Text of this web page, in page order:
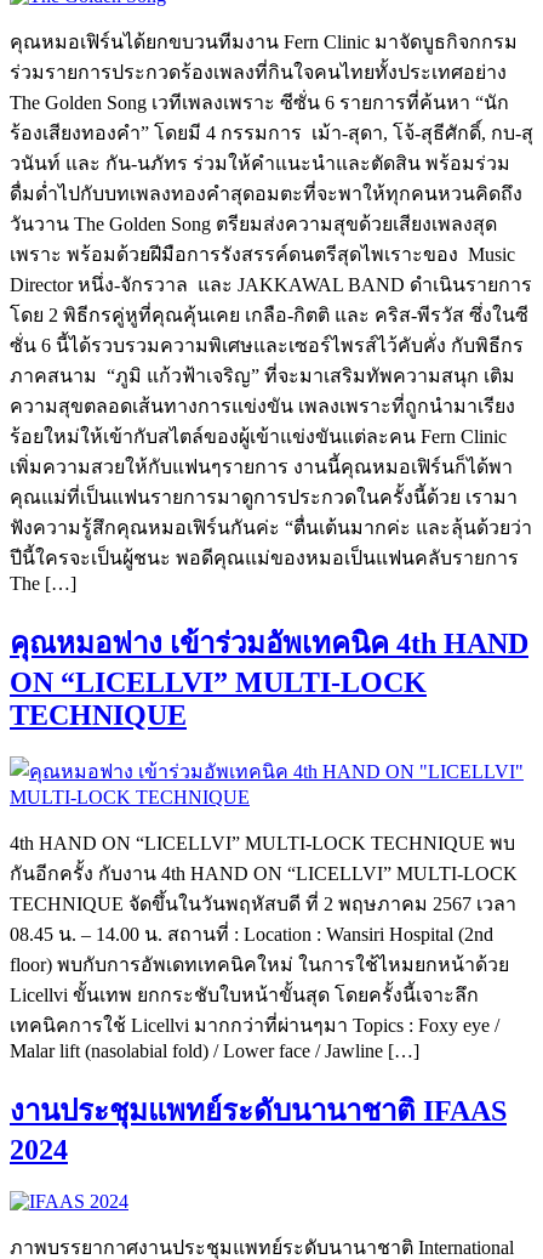
คุณหมอเฟิร์นได้ยกขบวนทีมงาน Fern Clinic มาจัดบูธกิจกกรม
ร่วมรายการประกวดร้องเพลงที่กินใจคนไทยทั้งประเทศอย่าง
The Golden Song เวทีเพลงเพราะ ซีซั่น 6 รายการที่ค้นหา “นัก
ร้องเสียงทองคำ” โดยมี 4 กรรมการ เม้า-สุดา, โจ้-สุธีศักดิ์, กบ-สุ
วนันท์ และ กัน-นภัทร ร่วมให้คำแนะนำและตัดสิน พร้อมร่วม
ดื่มด่ำไปกับบทเพลงทองคำสุดอมตะที่จะพาให้ทุกคนหวนคิดถึง
วันวาน The Golden Song ตรียมส่งความสุขด้วยเสียงเพลงสุด
เพราะ พร้อมด้วยฝีมือการรังสรรค์ดนตรีสุดไพเราะของ Music
Director หนึ่ง-จักรวาล และ JAKKAWAL BAND ดำเนินรายการ
โดย 2 พิธีกรคู่หูที่คุณคุ้นเคย เกลือ-กิตติ และ คริส-พีรวัส ซึ่งในซี
ซั่น 6 นี้ได้รวบรวมความพิเศษและเซอร์ไพรส์ไว้คับคั่ง กับพิธีกร
ภาคสนาม “ภูมิ แก้วฟ้าเจริญ” ที่จะมาเสริมทัพความสนุก เติม
ความสุขตลอดเส้นทางการแข่งขัน เพลงเพราะที่ถูกนำมาเรียง
ร้อยใหม่ให้เข้ากับสไตล์ของผู้เข้าแข่งขันแต่ละคน Fern Clinic
เพิ่มความสวยให้กับแฟนๆรายการ งานนี้คุณหมอเฟิร์นก็ได้พา
คุณแม่ที่เป็นแฟนรายการมาดูการประกวดในครั้งนี้ด้วย เรามา
ฟังความรู้สึกคุณหมอเฟิร์นกันค่ะ “ตื่นเต้นมากค่ะ และลุ้นด้วยว่า
ปีนี้ใครจะเป็นผู้ชนะ พอดีคุณแม่ของหมอเป็นแฟนคลับรายการ
The […]
คุณหมอฟาง เข้าร่วมอัพเทคนิค 4th HAND
ON “LICELLVI” MULTI-LOCK
TECHNIQUE
4th HAND ON “LICELLVI” MULTI-LOCK TECHNIQUE พบ
กันอีกครั้ง กับงาน 4th HAND ON “LICELLVI” MULTI-LOCK
TECHNIQUE จัดขึ้นในวันพฤหัสบดี ที่ 2 พฤษภาคม 2567 เวลา
08.45 น. – 14.00 น. สถานที่ : Location : Wansiri Hospital (2nd
floor) พบกับการอัพเดทเทคนิคใหม่ ในการใช้ไหมยกหน้าด้วย
Licellvi ขั้นเทพ ยกกระชับใบหน้าขั้นสุด โดยครั้งนี้เจาะลึก
เทคนิคการใช้ Licellvi มากกว่าที่ผ่านๆมา Topics : Foxy eye /
Malar lift (nasolabial fold) / Lower face / Jawline […]
งานประชุมแพทย์ระดับนานาชาติ IFAAS
2024
ภาพบรรยากาศงานประชุมแพทย์ระดับนานาชาติ International